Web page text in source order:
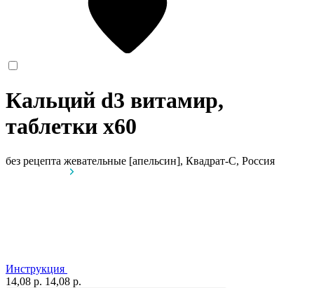
Кальций d3 витамир,
таблетки x60
без рецепта жевательные [апельсин], Квадрат-С, Россия
Инструкция
14,08 р. 14,08 р.